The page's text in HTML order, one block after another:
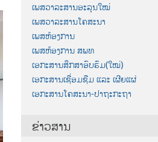
ເພສວາລະສານອະລຸນໃໝ່
ເພສວາລະສານໂຄສະນາ
ເພສຫ້ອງການ
ເພສຫ້ອງການ ສພທ
ເອກະສານສຶກສາອົບຮົມ(ໃໝ່)
ເອກະສານເຊື່ອມຊືມ ແລະ ເຜີຍແຜ່
ເອກະສານໂຄສະນາ-ປາຖະກະຖາ
ຂ່າວສານ